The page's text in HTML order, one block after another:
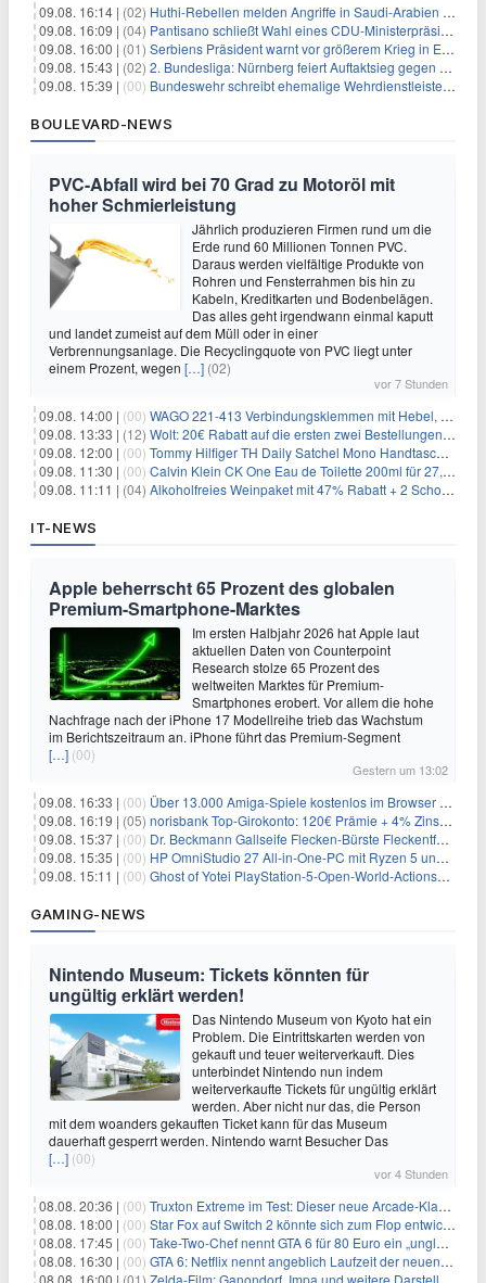
09.08. 16:14 | (02) Huthi-Rebellen melden Angriffe in Saudi-Arabien und im Jemen
09.08. 16:09 | (04) Pantisano schließt Wahl eines CDU-Ministerpräsident nicht aus
09.08. 16:00 | (01) Serbiens Präsident warnt vor größerem Krieg in Europa
09.08. 15:43 | (02) 2. Bundesliga: Nürnberg feiert Auftaktsieg gegen Dresden
09.08. 15:39 | (00) Bundeswehr schreibt ehemalige Wehrdienstleistende an
BOULEVARD-NEWS
PVC-Abfall wird bei 70 Grad zu Motoröl mit
hoher Schmierleistung
Jährlich produzieren Firmen rund um die
Erde rund 60 Millionen Tonnen PVC.
Daraus werden vielfältige Produkte von
Rohren und Fensterrahmen bis hin zu
Kabeln, Kreditkarten und Bodenbelägen.
Das alles geht irgendwann einmal kaputt
und landet zumeist auf dem Müll oder in einer
Verbrennungsanlage. Die Recyclingquote von PVC liegt unter
einem Prozent, wegen […] (02)
vor 7 Stunden
09.08. 14:00 | (00) WAGO 221-413 Verbindungsklemmen mit Hebel, 50 Stück für 14,99€
09.08. 13:33 | (12) Wolt: 20€ Rabatt auf die ersten zwei Bestellungen für Neukunden
09.08. 12:00 | (00) Tommy Hilfiger TH Daily Satchel Mono Handtasche für 73,97€
09.08. 11:30 | (00) Calvin Klein CK One Eau de Toilette 200ml für 27,99€
09.08. 11:11 | (04) Alkoholfreies Weinpaket mit 47% Rabatt + 2 Schott Zwiesel Gläser GRATIS für 29,99€
IT-NEWS
Apple beherrscht 65 Prozent des globalen
Premium-Smartphone-Marktes
Im ersten Halbjahr 2026 hat Apple laut
aktuellen Daten von Counterpoint
Research stolze 65 Prozent des
weltweiten Marktes für Premium-
Smartphones erobert. Vor allem die hohe
Nachfrage nach der iPhone 17 Modellreihe trieb das Wachstum
im Berichtszeitraum an. iPhone führt das Premium-Segment
[…] (00)
Gestern um 13:02
09.08. 16:33 | (00) Über 13.000 Amiga-Spiele kostenlos im Browser spielen
09.08. 16:19 | (05) norisbank Top-Girokonto: 120€ Prämie + 4% Zinsen p.a. (6 Monate)
09.08. 15:37 | (00) Dr. Beckmann Gallseife Flecken-Bürste Fleckentferner 250 ml für 1,25€
09.08. 15:35 | (00) HP OmniStudio 27 All-in-One-PC mit Ryzen 5 und 1 TB SSD für 699€
09.08. 15:11 | (00) Ghost of Yotei PlayStation-5-Open-World-Actionspiel für 55,65€
GAMING-NEWS
Nintendo Museum: Tickets könnten für
ungültig erklärt werden!
Das Nintendo Museum von Kyoto hat ein
Problem. Die Eintrittskarten werden von
gekauft und teuer weiterverkauft. Dies
unterbindet Nintendo nun indem
weiterverkaufte Tickets für ungültig erklärt
werden. Aber nicht nur das, die Person
mit dem woanders gekauften Ticket kann für das Museum
dauerhaft gesperrt werden. Nintendo warnt Besucher Das
[…] (00)
vor 4 Stunden
08.08. 20:36 | (00) Truxton Extreme im Test: Dieser neue Arcade-Klassiker verzeiht dir gar nichts
08.08. 18:00 | (00) Star Fox auf Switch 2 könnte sich zum Flop entwickeln
08.08. 17:45 | (00) Take-Two-Chef nennt GTA 6 für 80 Euro ein „unglaubliches Schnäppchen“
08.08. 16:30 | (00) GTA 6: Netflix nennt angeblich Laufzeit der neuen Gameplay-Präsentation
08.08. 16:00 | (01) Zelda-Film: Ganondorf, Impa und weitere Darsteller sollen feststehen